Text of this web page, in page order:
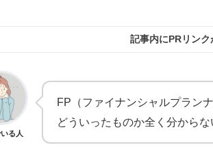
記事内にPRリン
る人
FP（ファイナンシャルプラン
どういったものか全く分からな